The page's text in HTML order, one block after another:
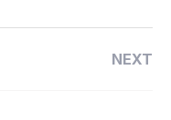
NEXT